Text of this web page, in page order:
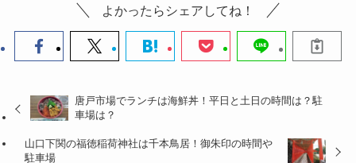
よかったらシェアしてね！
唐戸市場でランチは海鮮丼！平日と土日の時間は？駐
車場は？
山口下関の福徳稲荷神社は千本鳥居！御朱印の時間や
駐車場